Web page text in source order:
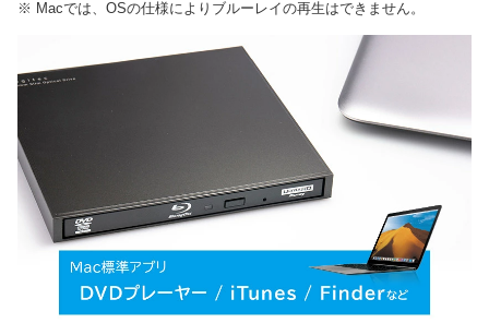
※ Macでは、OSの仕様によりブルーレイの再生はできません。